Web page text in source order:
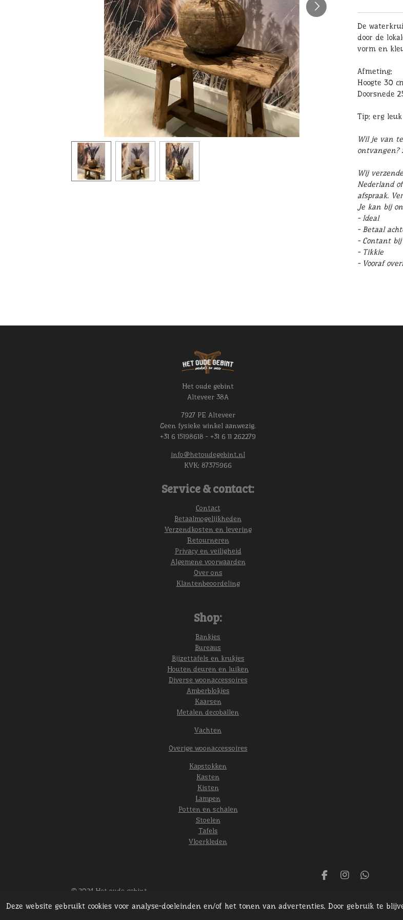
Deze website gebruikt cookies voor analyse-doeleinden en/of het tonen van advertenties. Door gebruik te
De
door de
vorm en
Afmeting:
Hoogte 30
Doorsnede
Tip: erg
Wil je van
ontvangen?
Wij
Nederland
afspraak.
Je kan bij
- Ideal
- Betaal
- Contant
- Tikkie
- Vooraf
Het oude gebint
Alteveer 38A
7927 PE Alteveer
Geen fysieke winkel aanwezig.
+31 6 15198618 - +31 6 11 262279
info@hetoudegebint.nl
KVK: 87375966
Service & contact:
Contact
Betaalmogelijkheden
Verzendkosten en levering
Retourneren
Privacy en veiligheid
Algemene voorwaarden
Over ons
Klantenbeoordeling
Shop:
Bankjes
Bureaus
Bijzettafels en krukjes
Houten deuren en luiken
Diverse woonaccessoires
Amberblokjes
Kaarsen
Metalen decoballen
Vachten
Overige woonaccessoires
Kapstokken
Kasten
Kisten
Lampen
Potten en schalen
Stoelen
Tafels
Vloerkleden
F
e
I
W
t
© 2024 Het oude gebint